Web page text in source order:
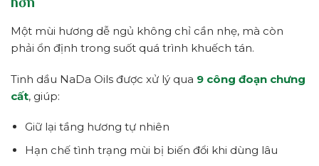
Một mùi hương dễ ngủ không chỉ cần nhẹ, mà còn
phải ổn định trong suốt quá trình khuếch tán.
Tinh dầu NaDa Oils được xử lý qua 9 công đoạn chưng
cất, giúp:
Giữ lại tầng hương tự nhiên
Hạn chế tình trạng mùi bị biến đổi khi dùng lâu